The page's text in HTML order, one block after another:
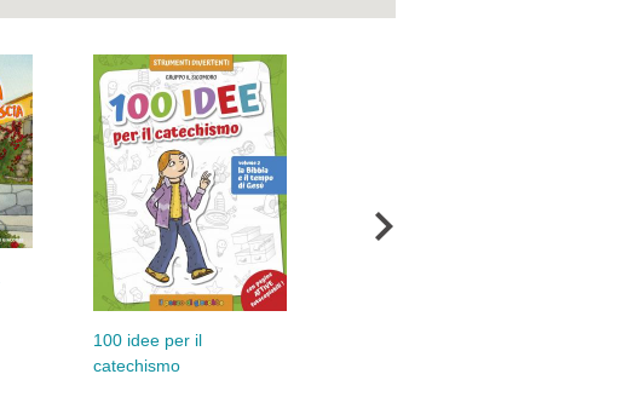
100 idee per il
catechismo